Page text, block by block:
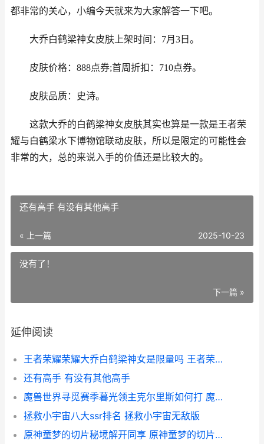
都非常的关心，小编今天就来为大家解答一下吧。
大乔白鹤梁神女皮肤上架时间：7月3日。
皮肤价格：888点券;首周折扣：710点券。
皮肤品质：史诗。
这款大乔的白鹤梁神女皮肤其实也算是一款是王者荣
耀与白鹤梁水下博物馆联动皮肤，所以是限定的可能性会
非常的大，总的来说入手的价值还是比较大的。
还有高手 有没有其他高手
« 上一篇 2025-10-23
没有了！
下一篇 »
延伸阅读
王者荣耀荣耀大乔白鹤梁神女是限量吗 王者荣耀荣耀大乔称号
还有高手 有没有其他高手
魔兽世界寻觅赛季暮光领主克尔里斯如何打 魔兽世界9.1寻觅新机遇怎么做
拯救小宇宙八大ssr排名 拯救小宇宙无敌版
原神童梦的切片秘境解开同享 原神童梦的切片怎么通关